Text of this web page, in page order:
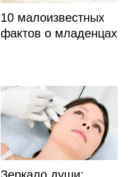
10 малоизвестных
фактов о младенцах